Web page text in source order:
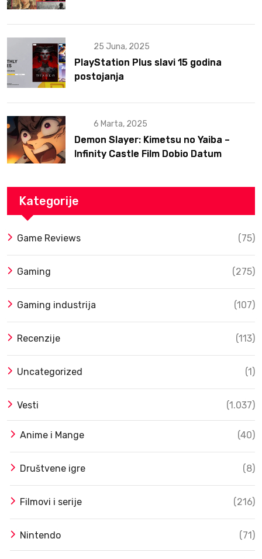
25 Juna, 2025
PlayStation Plus slavi 15 godina
postojanja
6 Marta, 2025
Demon Slayer: Kimetsu no Yaiba –
Infinity Castle Film Dobio Datum
Kategorije
Game Reviews (75)
Gaming (275)
Gaming industrija (107)
Recenzije (113)
Uncategorized (1)
Vesti (1.037)
Anime i Mange (40)
Društvene igre (8)
Filmovi i serije (216)
Nintendo (71)